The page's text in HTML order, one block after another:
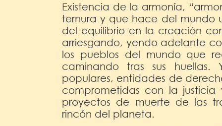
Existencia de la armonía,
ternura y que hace del mundo
del equilibrio en la creación
arriesgando, yendo adelante
los pueblos del mundo que
caminando tras sus huellas.
populares, entidades de
comprometidas con la justicia
proyectos de muerte de las
rincón del planeta.